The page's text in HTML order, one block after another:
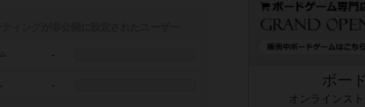
-
- ボー
オンラインス